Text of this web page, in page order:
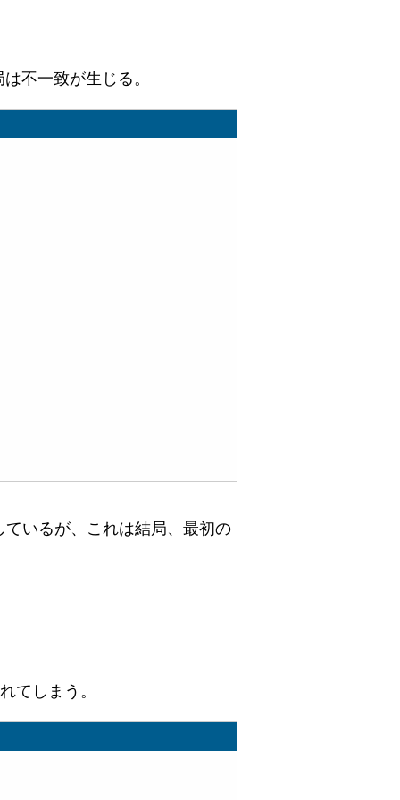
不一致が生じる。
いるが、これは結局、最初の
てしまう。